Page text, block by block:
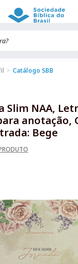
Catálogo SBB
Slim NAA,
anotação,
Bege